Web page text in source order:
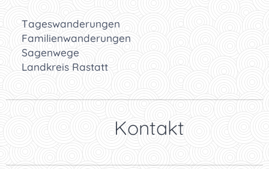
Tageswanderungen
Familienwanderungen
Sagenwege
Landkreis Rastatt
👉 Kontakt